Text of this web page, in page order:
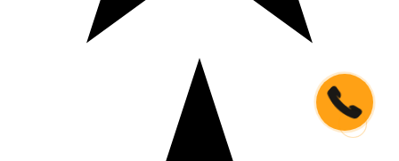
Кнопка
связи